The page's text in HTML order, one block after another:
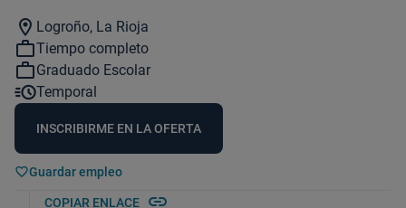
location_on Logroño, La Rioja
work_outlineTiempo completo
work_outlineGraduado Escolar
acuteTemporal
INSCRIBIRME EN LA OFERTA
Guardar empleo
COPIAR ENLACE link